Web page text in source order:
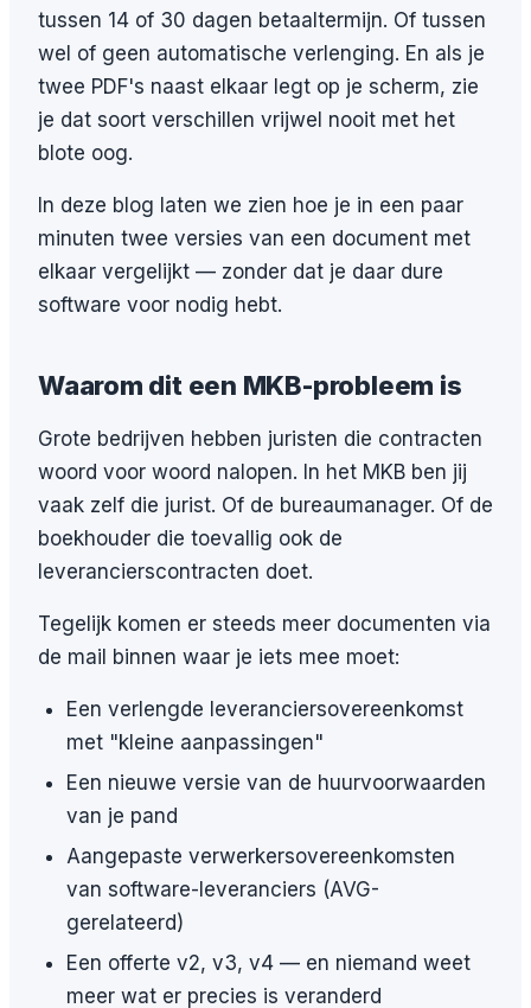
tussen 14 of 30 dagen betaaltermijn. Of tussen
wel of geen automatische verlenging. En als je
twee PDF's naast elkaar legt op je scherm, zie
je dat soort verschillen vrijwel nooit met het
blote oog.
In deze blog laten we zien hoe je in een paar
minuten twee versies van een document met
elkaar vergelijkt — zonder dat je daar dure
software voor nodig hebt.
Waarom dit een MKB-probleem is
Grote bedrijven hebben juristen die contracten
woord voor woord nalopen. In het MKB ben jij
vaak zelf die jurist. Of de bureaumanager. Of de
boekhouder die toevallig ook de
leverancierscontracten doet.
Tegelijk komen er steeds meer documenten via
de mail binnen waar je iets mee moet:
Een verlengde leveranciersovereenkomst
met "kleine aanpassingen"
Een nieuwe versie van de huurvoorwaarden
van je pand
Aangepaste verwerkersovereenkomsten
van software-leveranciers (AVG-
gerelateerd)
Een offerte v2, v3, v4 — en niemand weet
meer wat er precies is veranderd